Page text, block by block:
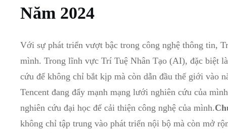
Năm 2024
Với sự phát triển vượt bậc trong công nghệ thông tin,
mình. Trong lĩnh vực Trí Tuệ Nhân Tạo (AI), đặc biệt
cứu để không chỉ bắt kịp mà còn dẫn đầu thế giới vào
Tencent đang đẩy mạnh mạng lưới nghiên cứu của
nghiên cứu đại học để cải thiện công nghệ của mình.
không chỉ tập trung vào phát triển nội bộ mà còn mở